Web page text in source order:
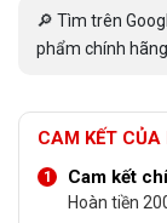
🔎 Tìm trên
phẩm chính
CAM KẾT CỦA
Cam kết
Hoàn tiền